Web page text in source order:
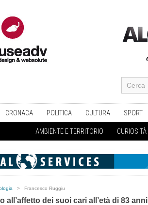
CRONACA POLITICA CULTURA SPORT
AMBIENTE E TERRITORIO CURIOSITÀ
> Francesco Ruggiu
all’affetto dei suoi cari all’età di 83 anni